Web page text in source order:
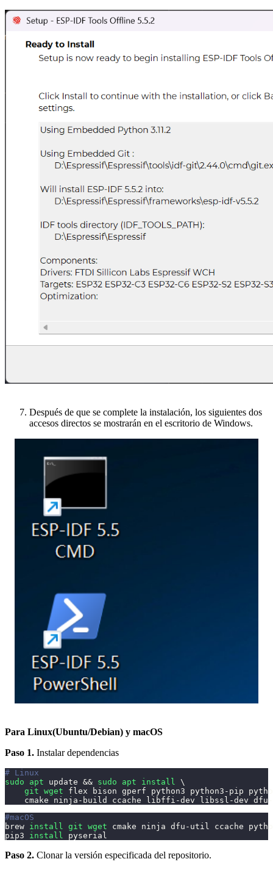
Después de que se complete la instalación, los siguientes dos
accesos directos se mostrarán en el escritorio de Windows.
Para Linux(Ubuntu/Debian) y macOS
Paso 1. Instalar dependencias
# Linux
sudo
apt update && sudo apt install \
git wget flex bison gperf python3 python3-pip
cmake ninja-build ccache libffi-dev libssl-dev
#macOS
brew install git wget cmake ninja dfu-util ccache
pip3 install pyserial
Paso 2. Clonar la versión especificada del repositorio.